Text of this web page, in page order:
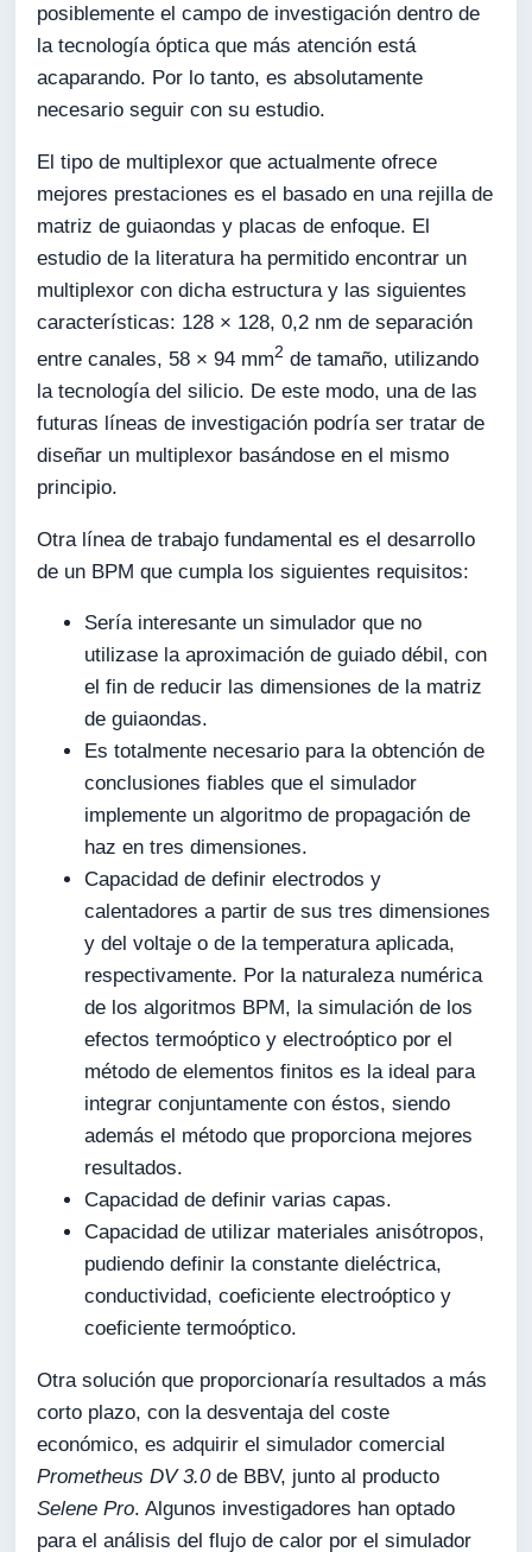
posiblemente el campo de investigación dentro de
la tecnología óptica que más atención está
acaparando. Por lo tanto, es absolutamente
necesario seguir con su estudio.
El tipo de multiplexor que actualmente ofrece
mejores prestaciones es el basado en una rejilla de
matriz de guiaondas y placas de enfoque. El
estudio de la literatura ha permitido encontrar un
multiplexor con dicha estructura y las siguientes
características: 128 × 128, 0,2 nm de separación
entre canales, 58 × 94 mm2 de tamaño, utilizando
la tecnología del silicio. De este modo, una de las
futuras líneas de investigación podría ser tratar de
diseñar un multiplexor basándose en el mismo
principio.
Otra línea de trabajo fundamental es el desarrollo
de un BPM que cumpla los siguientes requisitos:
Sería interesante un simulador que no
utilizase la aproximación de guiado débil, con
el fin de reducir las dimensiones de la matriz
de guiaondas.
Es totalmente necesario para la obtención de
conclusiones fiables que el simulador
implemente un algoritmo de propagación de
haz en tres dimensiones.
Capacidad de definir electrodos y
calentadores a partir de sus tres dimensiones
y del voltaje o de la temperatura aplicada,
respectivamente. Por la naturaleza numérica
de los algoritmos BPM, la simulación de los
efectos termoóptico y electroóptico por el
método de elementos finitos es la ideal para
integrar conjuntamente con éstos, siendo
además el método que proporciona mejores
resultados.
Capacidad de definir varias capas.
Capacidad de utilizar materiales anisótropos,
pudiendo definir la constante dieléctrica,
conductividad, coeficiente electroóptico y
coeficiente termoóptico.
Otra solución que proporcionaría resultados a más
corto plazo, con la desventaja del coste
económico, es adquirir el simulador comercial
Prometheus DV 3.0de BBV, junto al producto
Selene Pro. Algunos investigadores han optado
para el análisis del flujo de calor por el simulador